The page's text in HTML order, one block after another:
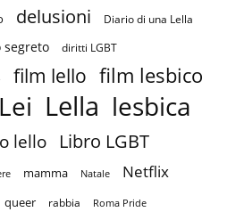
delusioni
Diario di una Lella
diritti LGBT
film lello film lesbico
Lella lesbica
lello Libro LGBT
mamma Natale Netflix
queer rabbia Roma Pride